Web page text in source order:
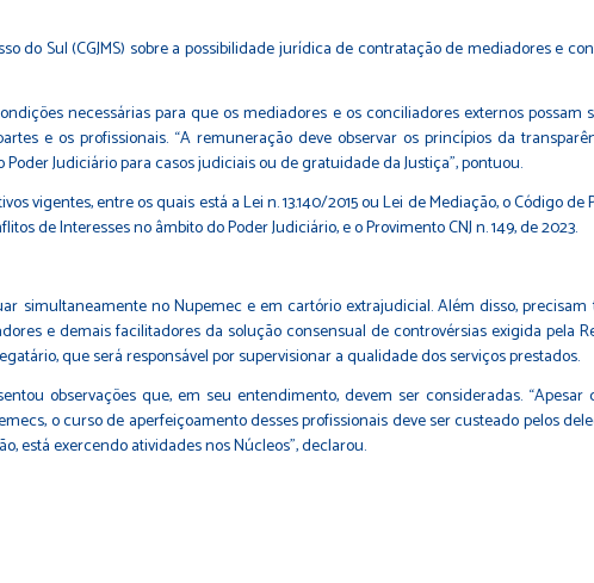
do Sul (CGJMS) sobre a possibilidade jurídica de contratação de mediadores e
necessárias para que os mediadores e os conciliadores externos
e os profissionais. “A remuneração deve observar os princípios da
Judiciário para casos judiciais ou de gratuidade da Justiça”, pontuou.
vigentes, entre os quais está aLei n. 13.140/2015 ou Lei de Mediação, oCódigo de
de Interesses no âmbito do Poder Judiciário, e oProvimento CNJ n. 149, de 2023.
simultaneamente no Nupemec e em cartório extrajudicial. Além disso,
e demais facilitadores da solução consensual de controvérsias exigida pela
que será responsável por supervisionar a qualidade dos serviços prestados.
observações que, em seu entendimento, devem ser consideradas.
o curso de aperfeiçoamento desses profissionais deve ser custeado pelos
está exercendo atividades nos Núcleos”, declarou.